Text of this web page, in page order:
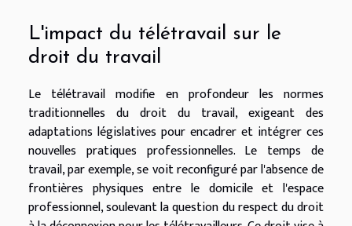
L'impact du télétravail sur le
droit du travail
Le télétravail modifie en profondeur les normes
traditionnelles du droit du travail, exigeant des
adaptations législatives pour encadrer et intégrer ces
nouvelles pratiques professionnelles. Le temps de
travail, par exemple, se voit reconfiguré par l'absence de
frontières physiques entre le domicile et l'espace
professionnel, soulevant la question du respect du droit